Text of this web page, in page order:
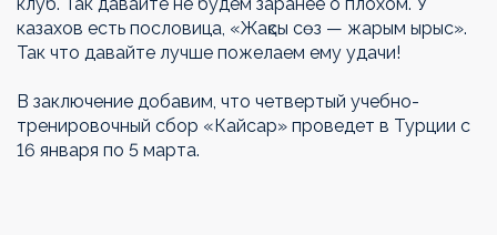
казахов есть пословица, «Жақсы сөз — жарым ырыс».
Так что давайте лучше пожелаем ему удачи!
В заключение добавим, что четвертый учебно-
тренировочный сбор «Кайсар» проведет в Турции с
16 января по 5 марта.